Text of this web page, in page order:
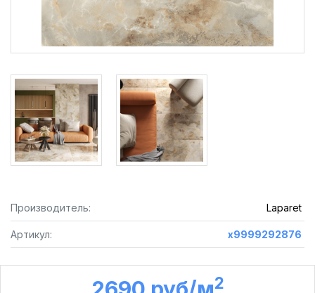
Производитель: Laparet
Артикул: х9999292876
2